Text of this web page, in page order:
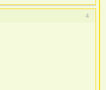
4